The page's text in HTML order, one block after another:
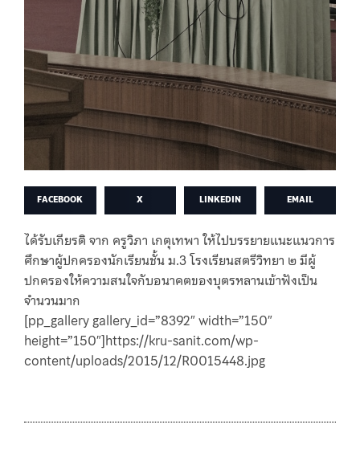
FACEBOOK X LINKEDIN EMAIL
ได้รับเกียรติ จาก ครูวิภา เกตุเทพา ให้ไปบรรยายแนะแนวการ
ศึกษาผู้ปกครองนักเรียนชั้น ม.3 โรงเรียนสตรีวิทยา ๒ มีผู้
ปกครองให้ความสนใจกับอนาคตของบุตรหลานเข้าฟังเป็น
จำนวนมาก
[pp_gallery gallery_id=”8392″ width=”150″
height=”150″]https://kru-sanit.com/wp-
content/uploads/2015/12/R0015448.jpg